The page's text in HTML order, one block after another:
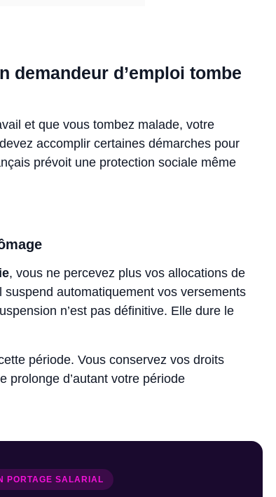
demandeur d’emploi tombe
et que vous tombez malade, votre
accomplir certaines démarches pour
prévoit une protection sociale même
, vous ne percevez plus vos allocations de
suspend automatiquement vos versements
n’est pas définitive. Elle dure le
période. Vous conservez vos droits
prolonge d’autant votre période
PORTAGE SALARIAL